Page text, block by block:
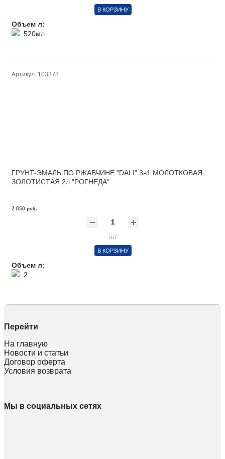
В КОРЗИНУ
Объем л:
520мл
Артикул: 103378
ГРУНТ-ЭМАЛЬ ПО РЖАВЧИНЕ "DALI" 3в1 МОЛОТКОВАЯ
ЗОЛОТИСТАЯ 2л "РОГНЕДА"
2 850 руб.
шт
В КОРЗИНУ
Объем л:
2
Перейти
На главную
Новости и статьи
Договор оферта
Условия возврата
Мы в социальных сетях